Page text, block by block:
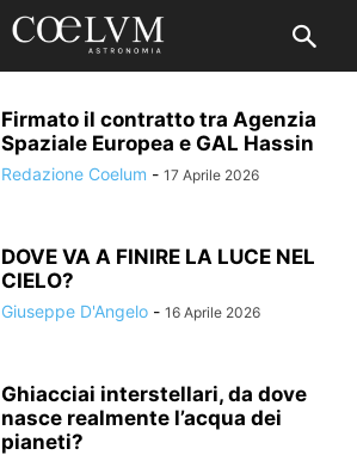
Firmato il contratto tra Agenzia
Spaziale Europea e GAL Hassin
Redazione Coelum - 17 Aprile 2026
DOVE VA A FINIRE LA LUCE NEL
CIELO?
Giuseppe D'Angelo - 16 Aprile 2026
Ghiacciai interstellari, da dove
nasce realmente l’acqua dei
pianeti?